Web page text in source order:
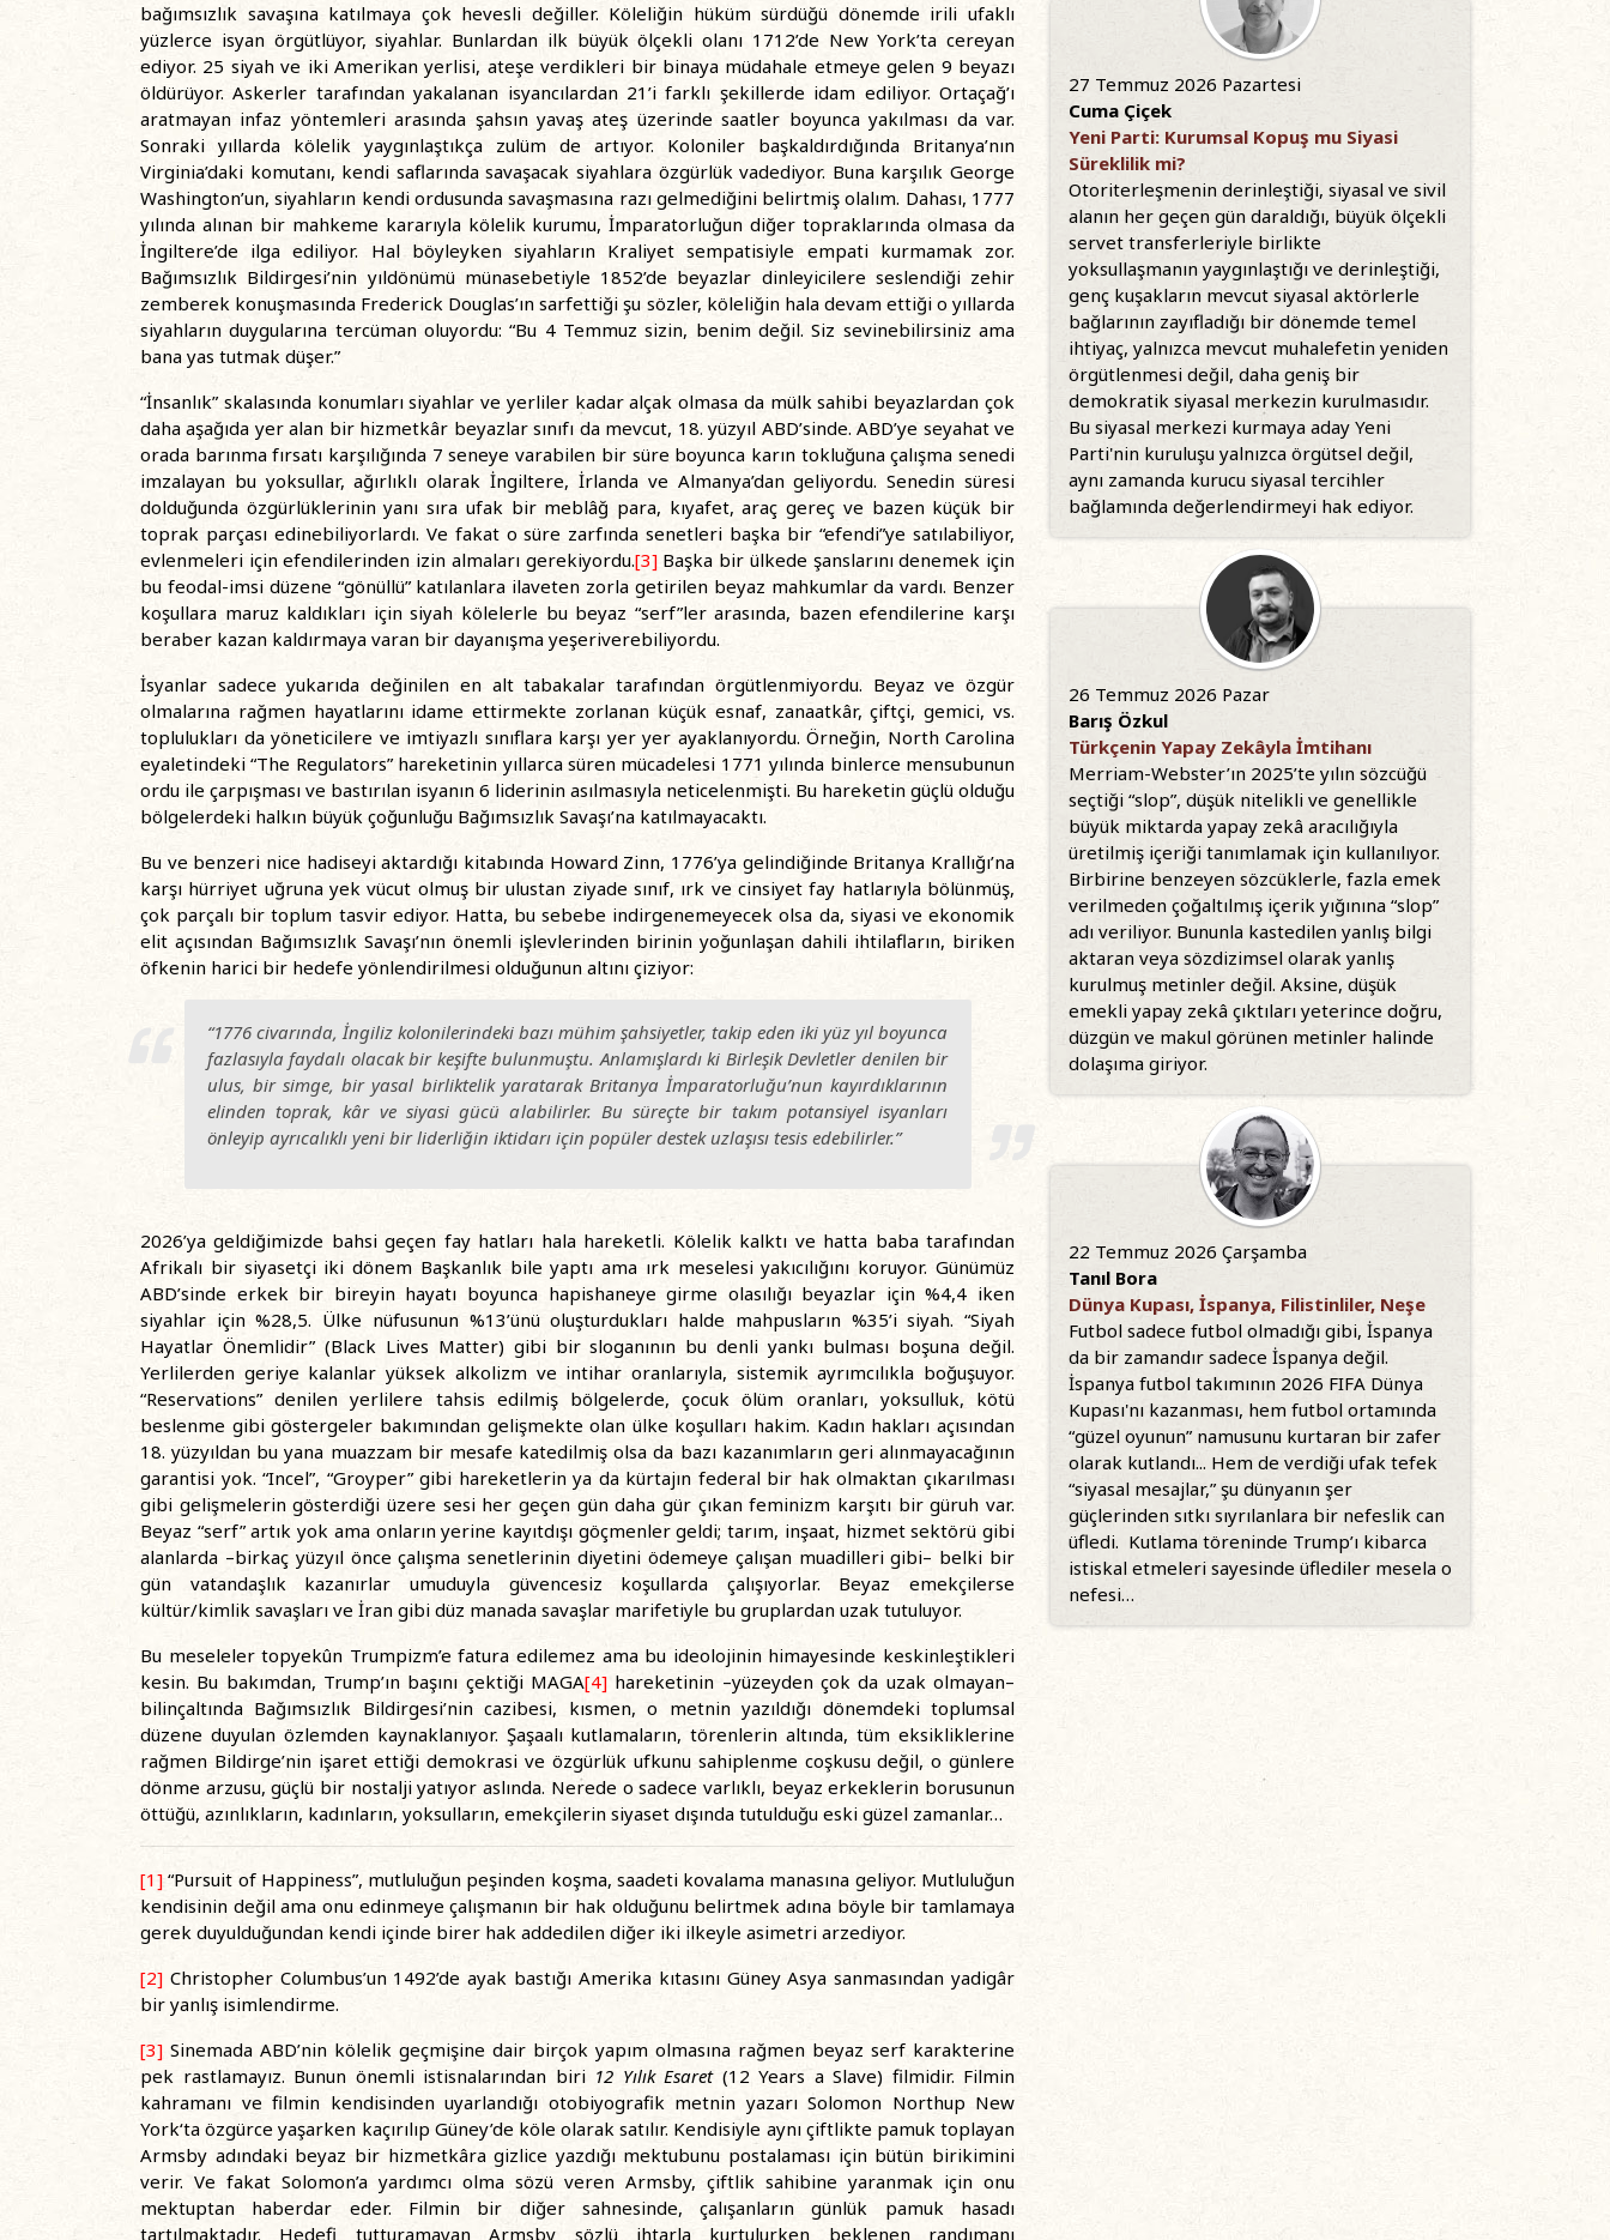
bağımsızlık savaşına katılmaya çok hevesli değiller. Köleliğin hüküm sürdüğü dönemde irili ufaklı
yüzlerce isyan örgütlüyor, siyahlar. Bunlardan ilk büyük ölçekli olanı 1712’de New York’ta cereyan
ediyor. 25 siyah ve iki Amerikan yerlisi, ateşe verdikleri bir binaya müdahale etmeye gelen 9 beyazı
öldürüyor. Askerler tarafından yakalanan isyancılardan 21’i farklı şekillerde idam ediliyor. Ortaçağ’ı
aratmayan infaz yöntemleri arasında şahsın yavaş ateş üzerinde saatler boyunca yakılması da var.
Sonraki yıllarda kölelik yaygınlaştıkça zulüm de artıyor. Koloniler başkaldırdığında Britanya’nın
Virginia’daki komutanı, kendi saflarında savaşacak siyahlara özgürlük vadediyor. Buna karşılık George
Washington’un, siyahların kendi ordusunda savaşmasına razı gelmediğini belirtmiş olalım. Dahası, 1777
yılında alınan bir mahkeme kararıyla kölelik kurumu, İmparatorluğun diğer topraklarında olmasa da
İngiltere’de ilga ediliyor. Hal böyleyken siyahların Kraliyet sempatisiyle empati kurmamak zor.
Bağımsızlık Bildirgesi’nin yıldönümü münasebetiyle 1852’de beyazlar dinleyicilere seslendiği zehir
zemberek konuşmasında Frederick Douglas’ın sarfettiği şu sözler, köleliğin hala devam ettiği o yıllarda
siyahların duygularına tercüman oluyordu: “Bu 4 Temmuz sizin, benim değil. Siz sevinebilirsiniz ama
bana yas tutmak düşer.”
“İnsanlık” skalasında konumları siyahlar ve yerliler kadar alçak olmasa da mülk sahibi beyazlardan çok
daha aşağıda yer alan bir hizmetkâr beyazlar sınıfı da mevcut, 18. yüzyıl ABD’sinde. ABD’ye seyahat ve
orada barınma fırsatı karşılığında 7 seneye varabilen bir süre boyunca karın tokluğuna çalışma senedi
imzalayan bu yoksullar, ağırlıklı olarak İngiltere, İrlanda ve Almanya’dan geliyordu. Senedin süresi
dolduğunda özgürlüklerinin yanı sıra ufak bir meblâğ para, kıyafet, araç gereç ve bazen küçük bir
toprak parçası edinebiliyorlardı. Ve fakat o süre zarfında senetleri başka bir “efendi”ye satılabiliyor,
evlenmeleri için efendilerinden izin almaları gerekiyordu.[3]Başka bir ülkede şanslarını denemek için
bu feodal-imsi düzene “gönüllü” katılanlara ilaveten zorla getirilen beyaz mahkumlar da vardı. Benzer
koşullara maruz kaldıkları için siyah kölelerle bu beyaz “serf”ler arasında, bazen efendilerine karşı
beraber kazan kaldırmaya varan bir dayanışma yeşeriverebiliyordu.
İsyanlar sadece yukarıda değinilen en alt tabakalar tarafından örgütlenmiyordu. Beyaz ve özgür
olmalarına rağmen hayatlarını idame ettirmekte zorlanan küçük esnaf, zanaatkâr, çiftçi, gemici, vs.
toplulukları da yöneticilere ve imtiyazlı sınıflara karşı yer yer ayaklanıyordu. Örneğin, North Carolina
eyaletindeki “The Regulators” hareketinin yıllarca süren mücadelesi 1771 yılında binlerce mensubunun
ordu ile çarpışması ve bastırılan isyanın 6 liderinin asılmasıyla neticelenmişti. Bu hareketin güçlü olduğu
bölgelerdeki halkın büyük çoğunluğu Bağımsızlık Savaşı’na katılmayacaktı.
Bu ve benzeri nice hadiseyi aktardığı kitabında Howard Zinn, 1776’ya gelindiğinde Britanya Krallığı’na
karşı hürriyet uğruna yek vücut olmuş bir ulustan ziyade sınıf, ırk ve cinsiyet fay hatlarıyla bölünmüş,
çok parçalı bir toplum tasvir ediyor. Hatta, bu sebebe indirgenemeyecek olsa da, siyasi ve ekonomik
elit açısından Bağımsızlık Savaşı’nın önemli işlevlerinden birinin yoğunlaşan dahili ihtilafların, biriken
öfkenin harici bir hedefe yönlendirilmesi olduğunun altını çiziyor:
“1776 civarında, İngiliz kolonilerindeki bazı mühim şahsiyetler, takip eden iki yüz yıl boyunca
fazlasıyla faydalı olacak bir keşifte bulunmuştu. Anlamışlardı ki Birleşik Devletler denilen bir
ulus, bir simge, bir yasal birliktelik yaratarak Britanya İmparatorluğu’nun kayırdıklarının
elinden toprak, kâr ve siyasi gücü alabilirler. Bu süreçte bir takım potansiyel isyanları
önleyip ayrıcalıklı yeni bir liderliğin iktidarı için popüler destek uzlaşısı tesis edebilirler.”
2026’ya geldiğimizde bahsi geçen fay hatları hala hareketli. Kölelik kalktı ve hatta baba tarafından
Afrikalı bir siyasetçi iki dönem Başkanlık bile yaptı ama ırk meselesi yakıcılığını koruyor. Günümüz
ABD’sinde erkek bir bireyin hayatı boyunca hapishaneye girme olasılığı beyazlar için %4,4 iken
siyahlar için %28,5. Ülke nüfusunun %13’ünü oluşturdukları halde mahpusların %35’i siyah. “Siyah
Hayatlar Önemlidir” (Black Lives Matter) gibi bir sloganının bu denli yankı bulması boşuna değil.
Yerlilerden geriye kalanlar yüksek alkolizm ve intihar oranlarıyla, sistemik ayrımcılıkla boğuşuyor.
“Reservations” denilen yerlilere tahsis edilmiş bölgelerde, çocuk ölüm oranları, yoksulluk, kötü
beslenme gibi göstergeler bakımından gelişmekte olan ülke koşulları hakim. Kadın hakları açısından
18. yüzyıldan bu yana muazzam bir mesafe katedilmiş olsa da bazı kazanımların geri alınmayacağının
garantisi yok. “Incel”, “Groyper” gibi hareketlerin ya da kürtajın federal bir hak olmaktan çıkarılması
gibi gelişmelerin gösterdiği üzere sesi her geçen gün daha gür çıkan feminizm karşıtı bir güruh var.
Beyaz “serf” artık yok ama onların yerine kayıtdışı göçmenler geldi; tarım, inşaat, hizmet sektörü gibi
alanlarda –birkaç yüzyıl önce çalışma senetlerinin diyetini ödemeye çalışan muadilleri gibi– belki bir
gün vatandaşlık kazanırlar umuduyla güvencesiz koşullarda çalışıyorlar. Beyaz emekçilerse
kültür/kimlik savaşları ve İran gibi düz manada savaşlar marifetiyle bu gruplardan uzak tutuluyor.
Bu meseleler topyekûn Trumpizm’e fatura edilemez ama bu ideolojinin himayesinde keskinleştikleri
kesin. Bu bakımdan, Trump’ın başını çektiği MAGA[4] hareketinin –yüzeyden çok da uzak olmayan–
bilinçaltında Bağımsızlık Bildirgesi’nin cazibesi, kısmen, o metnin yazıldığı dönemdeki toplumsal
düzene duyulan özlemden kaynaklanıyor. Şaşaalı kutlamaların, törenlerin altında, tüm eksikliklerine
rağmen Bildirge’nin işaret ettiği demokrasi ve özgürlük ufkunu sahiplenme coşkusu değil, o günlere
dönme arzusu, güçlü bir nostalji yatıyor aslında. Nerede o sadece varlıklı, beyaz erkeklerin borusunun
öttüğü, azınlıkların, kadınların, yoksulların, emekçilerin siyaset dışında tutulduğu eski güzel zamanlar…
[1] “Pursuit of Happiness”, mutluluğun peşinden koşma, saadeti kovalama manasına geliyor. Mutluluğun
kendisinin değil ama onu edinmeye çalışmanın bir hak olduğunu belirtmek adına böyle bir tamlamaya
gerek duyulduğundan kendi içinde birer hak addedilen diğer iki ilkeyle asimetri arzediyor.
[2] Christopher Columbus’un 1492’de ayak bastığı Amerika kıtasını Güney Asya sanmasından yadigâr
bir yanlış isimlendirme.
[3] Sinemada ABD’nin kölelik geçmişine dair birçok yapım olmasına rağmen beyaz serf karakterine
pek rastlamayız. Bunun önemli istisnalarından biri 12 Yılık Esaret(12 Years a Slave) filmidir. Filmin
kahramanı ve filmin kendisinden uyarlandığı otobiyografik metnin yazarı Solomon Northup New
York‘ta özgürce yaşarken kaçırılıp Güney’de köle olarak satılır. Kendisiyle aynı çiftlikte pamuk toplayan
Armsby adındaki beyaz bir hizmetkâra gizlice yazdığı mektubunu postalaması için bütün birikimini
verir. Ve fakat Solomon’a yardımcı olma sözü veren Armsby, çiftlik sahibine yaranmak için onu
mektuptan haberdar eder. Filmin bir diğer sahnesinde, çalışanların günlük pamuk hasadı
tartılmaktadır. Hedefi tutturamayan Armsby sözlü ihtarla kurtulurken beklenen randımanı
27 Temmuz 2026 Pazartesi
Cuma Çiçek
Yeni Parti: Kurumsal Kopuş mu Siyasi
Süreklilik mi?
Otoriterleşmenin derinleştiği, siyasal ve sivil
alanın her geçen gün daraldığı, büyük ölçekli
servet transferleriyle birlikte
yoksullaşmanın yaygınlaştığı ve derinleştiği,
genç kuşakların mevcut siyasal aktörlerle
bağlarının zayıfladığı bir dönemde temel
ihtiyaç, yalnızca mevcut muhalefetin yeniden
örgütlenmesi değil, daha geniş bir
demokratik siyasal merkezin kurulmasıdır.
Bu siyasal merkezi kurmaya aday Yeni
Parti'nin kuruluşu yalnızca örgütsel değil,
aynı zamanda kurucu siyasal tercihler
bağlamında değerlendirmeyi hak ediyor.
26 Temmuz 2026 Pazar
Barış Özkul
Türkçenin Yapay Zekâyla İmtihanı
Merriam-Webster’ın 2025’te yılın sözcüğü
seçtiği “slop”, düşük nitelikli ve genellikle
büyük miktarda yapay zekâ aracılığıyla
üretilmiş içeriği tanımlamak için kullanılıyor.
Birbirine benzeyen sözcüklerle, fazla emek
verilmeden çoğaltılmış içerik yığınına “slop”
adı veriliyor. Bununla kastedilen yanlış bilgi
aktaran veya sözdizimsel olarak yanlış
kurulmuş metinler değil. Aksine, düşük
emekli yapay zekâ çıktıları yeterince doğru,
düzgün ve makul görünen metinler halinde
dolaşıma giriyor.
22 Temmuz 2026 Çarşamba
Tanıl Bora
Dünya Kupası, İspanya, Filistinliler, Neşe
Futbol sadece futbol olmadığı gibi, İspanya
da bir zamandır sadece İspanya değil.
İspanya futbol takımının 2026 FIFA Dünya
Kupası'nı kazanması, hem futbol ortamında
“güzel oyunun” namusunu kurtaran bir zafer
olarak kutlandı... Hem de verdiği ufak tefek
“siyasal mesajlar,” şu dünyanın şer
güçlerinden sıtkı sıyrılanlara bir nefeslik can
üfledi. Kutlama töreninde Trump’ı kibarca
istiskal etmeleri sayesinde üflediler mesela o
nefesi…